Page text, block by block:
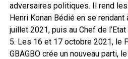
adversaires politiques. Il rend
Henri Konan Bédié en se rendant
juillet 2021, puis au Chef de
5. Les 16 et 17 octobre 2021, le
GBAGBO crée un nouveau parti,